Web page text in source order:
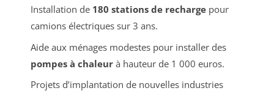
Installation de 180 stations de rechargepour
camions électriques sur 3 ans.
Aide aux ménages modestes pour installer des
pompes à chaleurà hauteur de 1 000 euros.
Projets d’implantation de nouvelles industries